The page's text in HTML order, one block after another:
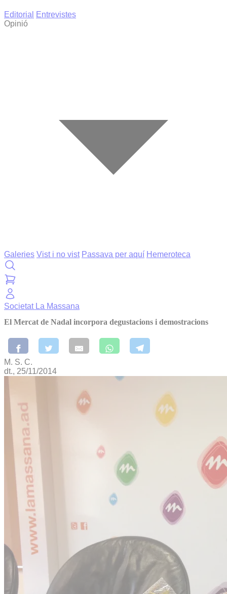
Editorial
Entrevistes
Opinió
Galeries Vist i no vist Passava per aquí Hemeroteca
Societat La Massana
El Mercat de Nadal incorpora degustacions i demostracions
M. S. C.
dt., 25/11/2014